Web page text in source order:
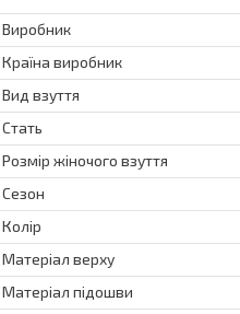
Виробник
Країна виробник
Вид взуття
Стать
Розмір жіночого взуття
Сезон
Колір
Матеріал верху
Матеріал підошви